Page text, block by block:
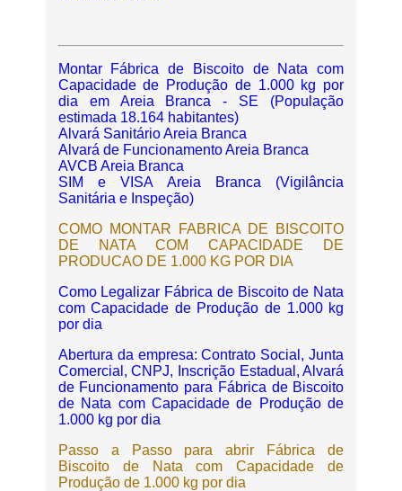
Montar Fábrica de Biscoito de Nata com
Capacidade de Produção de 1.000 kg por
dia em Areia Branca - SE (População
estimada 18.164 habitantes)
Alvará Sanitário Areia Branca
Alvará de Funcionamento Areia Branca
AVCB Areia Branca
SIM e VISA Areia Branca (Vigilância
Sanitária e Inspeção)
COMO MONTAR FABRICA DE BISCOITO
DE NATA COM CAPACIDADE DE
PRODUCAO DE 1.000 KG POR DIA
Como Legalizar Fábrica de Biscoito de Nata
com Capacidade de Produção de 1.000 kg
por dia
Abertura da empresa: Contrato Social, Junta
Comercial, CNPJ, Inscrição Estadual, Alvará
de Funcionamento para Fábrica de Biscoito
de Nata com Capacidade de Produção de
1.000 kg por dia
Passo a Passo para abrir Fábrica de
Biscoito de Nata com Capacidade de
Produção de 1.000 kg por dia